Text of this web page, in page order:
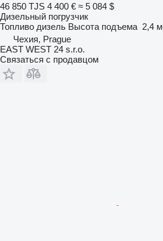
46 850 TJS 4 400 € ≈ 5 084 $
Дизельный погрузчик
Топливо дизель Высота подъема 2,4 м
Чехия, Prague
EAST WEST 24 s.r.o.
Связаться с продавцом